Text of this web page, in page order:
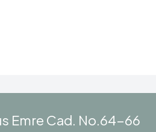
Emre Cad. No.64-66